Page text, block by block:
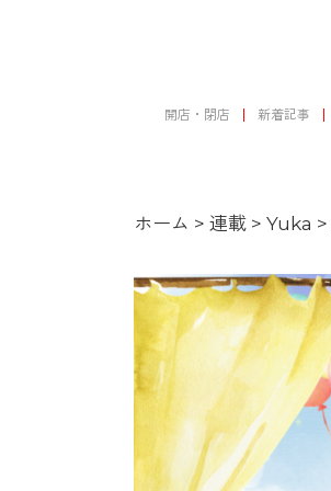
開店・閉店 新着記事
ホーム > 連載 > Yuka >